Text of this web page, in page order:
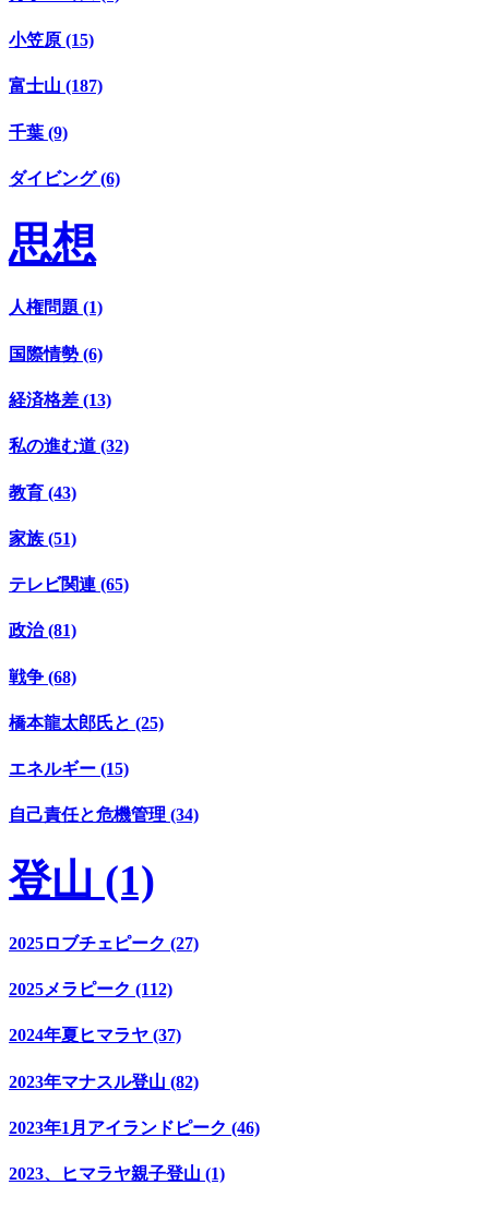
小笠原 (15)
富士山 (187)
千葉 (9)
ダイビング (6)
思想
人権問題 (1)
国際情勢 (6)
経済格差 (13)
私の進む道 (32)
教育 (43)
家族 (51)
テレビ関連 (65)
政治 (81)
戦争 (68)
橋本龍太郎氏と (25)
エネルギー (15)
自己責任と危機管理 (34)
登山 (1)
2025ロブチェピーク (27)
2025メラピーク (112)
2024年夏ヒマラヤ (37)
2023年マナスル登山 (82)
2023年1月アイランドピーク (46)
2023、ヒマラヤ親子登山 (1)